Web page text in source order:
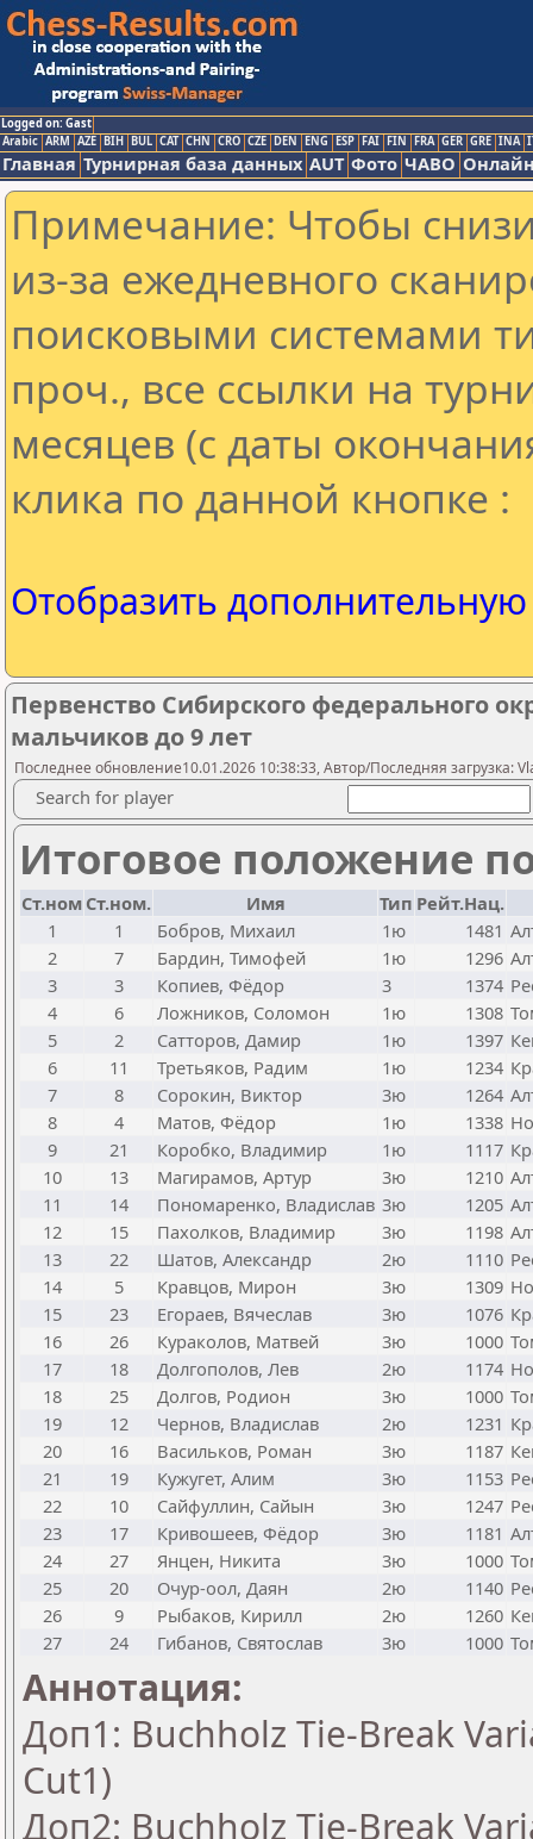
Logged on: Gast
Arabic ARM AZE BIH BUL CAT CHN CRO CZE DEN ENG ESP FAI FIN FRA GER GRE INA
Главная Турнирная база данных AUT Фото ЧАВО
Примечание: Чтобы
из-за ежедневного
поисковыми системами
проч., все ссылки на
месяцев (с даты
клика по данной кнопке :
Отобразить
Первенство Сибирского федерального
мальчиков до 9 лет
Последнее обновление10.01.2026 10:38:33, Автор/Последняя загрузка:
Search for player
Итоговое положение
Ст.ном Ст.ном. Имя Тип Рейт.Нац.
1
1 Бобров, Михаил 1ю 1481
2
7 Бардин, Тимофей 1ю 1296
3
3 Копиев, Фёдор 3 1374
4
6 Ложников, Соломон 1ю 1308
5
2 Сатторов, Дамир 1ю 1397
6
11 Третьяков, Радим 1ю 1234
7
8 Сорокин, Виктор 3ю 1264
8
4 Матов, Фёдор 1ю 1338
9
21 Коробко, Владимир 1ю 1117
10
13 Магирамов, Артур 3ю 1210
11
14 Пономаренко, Владислав 3ю 1205
12
15 Пахолков, Владимир 3ю 1198
13
22 Шатов, Александр 2ю 1110
14
5 Кравцов, Мирон 3ю 1309
15
23 Егораев, Вячеслав 3ю 1076
16
26 Кураколов, Матвей 3ю 1000
17
18 Долгополов, Лев 2ю 1174
18
25 Долгов, Родион 3ю 1000
19
12 Чернов, Владислав 2ю 1231
20
16 Васильков, Роман 3ю 1187
21
19 Кужугет, Алим 3ю 1153
22
10 Сайфуллин, Сайын 3ю 1247
23
17 Кривошеев, Фёдор 3ю 1181
24
27 Янцен, Никита 3ю 1000
25
20 Очур-оол, Даян 2ю 1140
26
9 Рыбаков, Кирилл 2ю 1260
27
24 Гибанов, Святослав 3ю 1000
Аннотация:
Доп1: Buchholz Tie-Break
Cut1)
Доп2: Buchholz Tie-Break